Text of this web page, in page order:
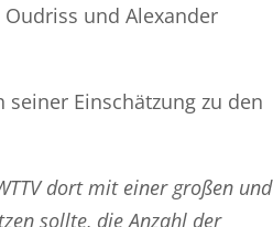
Oudriss und Alexander
Einschätzung zu den
dort mit einer großen und
sollte, die Anzahl der